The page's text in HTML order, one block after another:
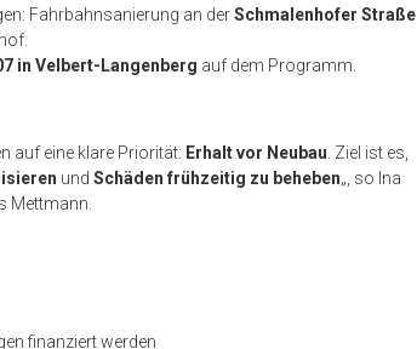
Fahrbahnsanierung an derSchmalenhofer Straße
in Velbert-Langenberg auf dem Programm.
auf eine klare Priorität: Erhalt vor Neubau . Ziel ist es,
und Schäden frühzeitig zu beheben„, so Ina
Mettmann.
finanziert werden